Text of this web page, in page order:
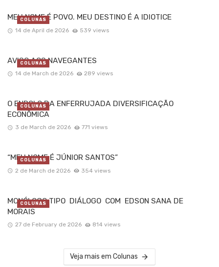
MEU NOME É POVO. MEU DESTINO É A IDIOTICE
14 de April de 2026 539 views
COLUNAS
AVISO AOS NAVEGANTES
14 de March de 2026 289 views
COLUNAS
O ENROLO DA ENFERRUJADA DIVERSIFICAÇÃO
ECONÔMICA
3 de March de 2026 771 views
COLUNAS
“MEU NOME É JÚNIOR SANTOS”
2 de March de 2026 354 views
COLUNAS
MONÓLOGO TIPO DIÁLOGO COM EDSON SANA DE
MORAIS
27 de February de 2026 814 views
COLUNAS
Veja mais em Colunas